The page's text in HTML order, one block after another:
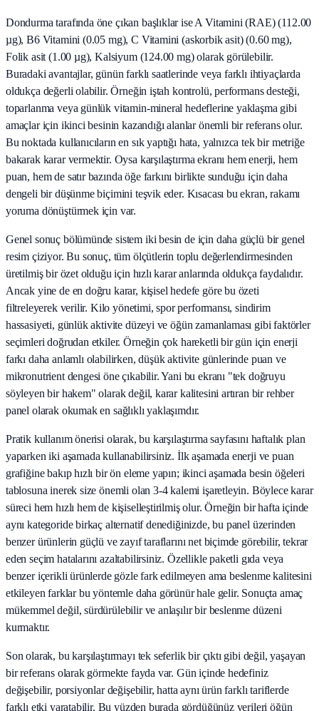
Dondurma tarafında öne çıkan başlıklar ise A Vitamini (RAE) (112.00
µg), B6 Vitamini (0.05 mg), C Vitamini (askorbik asit) (0.60 mg),
Folik asit (1.00 µg), Kalsiyum (124.00 mg) olarak görülebilir.
Buradaki avantajlar, günün farklı saatlerinde veya farklı ihtiyaçlarda
oldukça değerli olabilir. Örneğin iştah kontrolü, performans desteği,
toparlanma veya günlük vitamin-mineral hedeflerine yaklaşma gibi
amaçlar için ikinci besinin kazandığı alanlar önemli bir referans olur.
Bu noktada kullanıcıların en sık yaptığı hata, yalnızca tek bir metriğe
bakarak karar vermektir. Oysa karşılaştırma ekranı hem enerji, hem
puan, hem de satır bazında öğe farkını birlikte sunduğu için daha
dengeli bir düşünme biçimini teşvik eder. Kısacası bu ekran, rakamı
yoruma dönüştürmek için var.
Genel sonuç bölümünde sistem iki besin de için daha güçlü bir genel
resim çiziyor. Bu sonuç, tüm ölçütlerin toplu değerlendirmesinden
üretilmiş bir özet olduğu için hızlı karar anlarında oldukça faydalıdır.
Ancak yine de en doğru karar, kişisel hedefe göre bu özeti
filtreleyerek verilir. Kilo yönetimi, spor performansı, sindirim
hassasiyeti, günlük aktivite düzeyi ve öğün zamanlaması gibi faktörler
seçimleri doğrudan etkiler. Örneğin çok hareketli bir gün için enerji
farkı daha anlamlı olabilirken, düşük aktivite günlerinde puan ve
mikronutrient dengesi öne çıkabilir. Yani bu ekranı "tek doğruyu
söyleyen bir hakem" olarak değil, karar kalitesini artıran bir rehber
panel olarak okumak en sağlıklı yaklaşımdır.
Pratik kullanım önerisi olarak, bu karşılaştırma sayfasını haftalık plan
yaparken iki aşamada kullanabilirsiniz. İlk aşamada enerji ve puan
grafiğine bakıp hızlı bir ön eleme yapın; ikinci aşamada besin öğeleri
tablosuna inerek size önemli olan 3-4 kalemi işaretleyin. Böylece karar
süreci hem hızlı hem de kişiselleştirilmiş olur. Örneğin bir hafta içinde
aynı kategoride birkaç alternatif denediğinizde, bu panel üzerinden
benzer ürünlerin güçlü ve zayıf taraflarını net biçimde görebilir, tekrar
eden seçim hatalarını azaltabilirsiniz. Özellikle paketli gıda veya
benzer içerikli ürünlerde gözle fark edilmeyen ama beslenme kalitesini
etkileyen farklar bu yöntemle daha görünür hale gelir. Sonuçta amaç
mükemmel değil, sürdürülebilir ve anlaşılır bir beslenme düzeni
kurmaktır.
Son olarak, bu karşılaştırmayı tek seferlik bir çıktı gibi değil, yaşayan
bir referans olarak görmekte fayda var. Gün içinde hedefiniz
değişebilir, porsiyonlar değişebilir, hatta aynı ürün farklı tariflerde
farklı etki yaratabilir. Bu yüzden burada gördüğünüz verileri öğün